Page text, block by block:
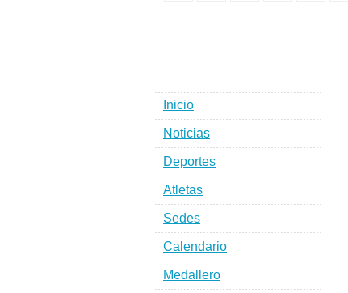
Inicio
Noticias
Deportes
Atletas
Sedes
Calendario
Medallero